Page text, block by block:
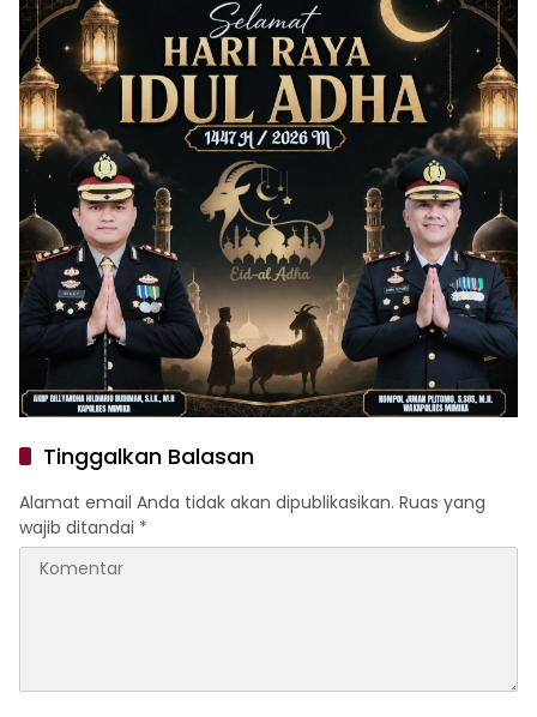
Tinggalkan Balasan
Alamat email Anda tidak akan dipublikasikan. Ruas yang
wajib ditandai *